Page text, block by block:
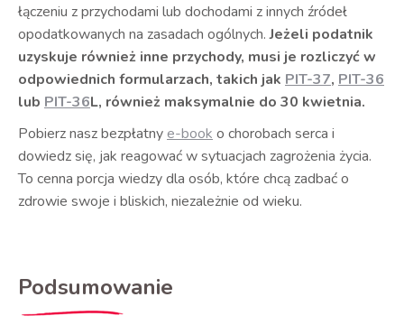
łączeniu z przychodami lub dochodami z innych źródeł
opodatkowanych na zasadach ogólnych.Jeżeli podatnik
uzyskuje również inne przychody, musi je rozliczyć w
odpowiednich formularzach, takich jak PIT-37, PIT-36
lub PIT-36L, również maksymalnie do 30 kwietnia.
Pobierz nasz bezpłatny e-book o chorobach serca i
dowiedz się, jak reagować w sytuacjach zagrożenia życia.
To cenna porcja wiedzy dla osób, które chcą zadbać o
zdrowie swoje i bliskich, niezależnie od wieku.
Podsumowanie